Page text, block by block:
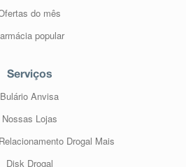
do mês
popular
Serviços
Bulário Anvisa
Nossas Lojas
Drogal Mais
Disk Drogal